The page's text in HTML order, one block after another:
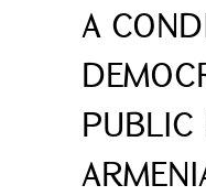
A
PUBLIC